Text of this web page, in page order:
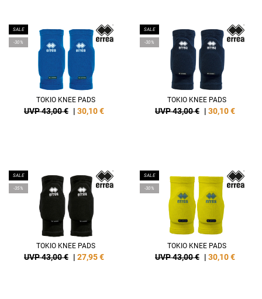
SALE
-30%
TOKIO KNEE PADS
UVP 43,00 € | 30,10€
SALE
-30%
TOKIO KNEE PADS
UVP 43,00 € | 30,10€
SALE
-35%
TOKIO KNEE PADS
UVP 43,00 € | 27,95€
SALE
-30%
TOKIO KNEE PADS
UVP 43,00 € | 30,10€